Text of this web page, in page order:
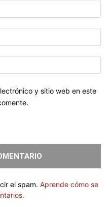
y sitio web en este
el spam. Aprende cómo se